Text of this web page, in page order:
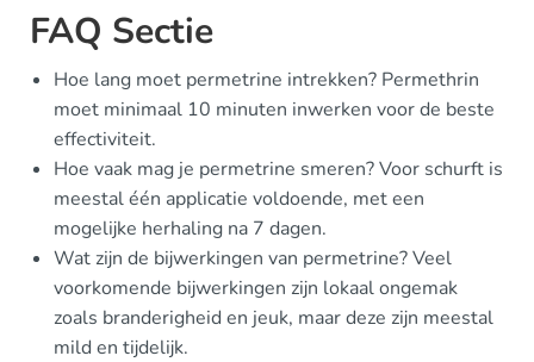
FAQ Sectie
Hoe lang moet permetrine intrekken? Permethrin
moet minimaal 10 minuten inwerken voor de beste
effectiviteit.
Hoe vaak mag je permetrine smeren? Voor schurft is
meestal één applicatie voldoende, met een
mogelijke herhaling na 7 dagen.
Wat zijn de bijwerkingen van permetrine? Veel
voorkomende bijwerkingen zijn lokaal ongemak
zoals branderigheid en jeuk, maar deze zijn meestal
mild en tijdelijk.